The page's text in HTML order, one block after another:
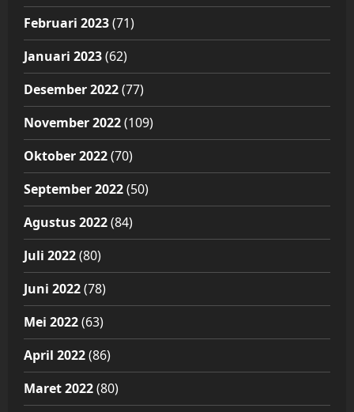
Februari 2023(71)
Januari 2023(62)
Desember 2022(77)
November 2022(109)
Oktober 2022(70)
September 2022(50)
Agustus 2022(84)
Juli 2022(80)
Juni 2022(78)
Mei 2022(63)
April 2022(86)
Maret 2022(80)